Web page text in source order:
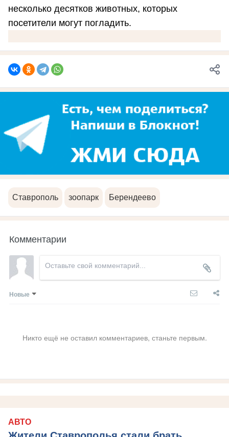
несколько десятков животных, которых
посетители могут погладить.
Ставрополь зоопарк Берендеево
Комментарии
Новые
Никто ещё не оставил комментариев, станьте первым.
АВТО